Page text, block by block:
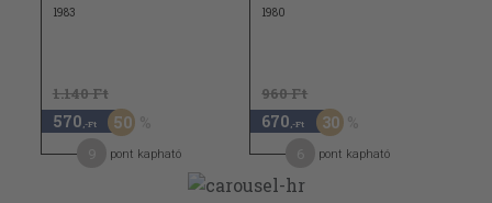
1983
1.140 Ft
570 ,-Ft 50
pont kapható
1980
960 Ft
670 ,-Ft 30
pont kapható